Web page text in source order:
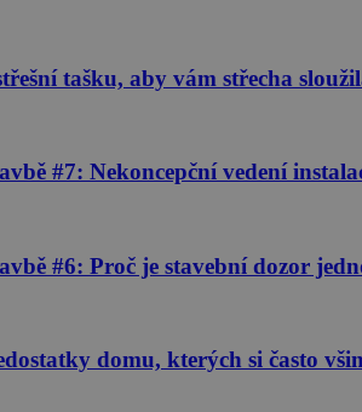
tašku, aby vám střecha
#7: Nekoncepční vedení
#6: Proč je stavební dozor
domu, kterých si často
Název
Název
_fbp
Meta